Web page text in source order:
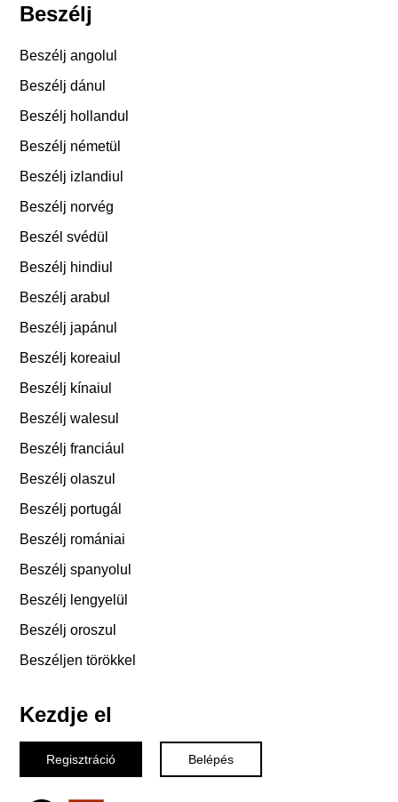
Beszélj
Beszélj angolul
Beszélj dánul
Beszélj hollandul
Beszélj németül
Beszélj izlandiul
Beszélj norvég
Beszél svédül
Beszélj hindiul
Beszélj arabul
Beszélj japánul
Beszélj koreaiul
Beszélj kínaiul
Beszélj walesul
Beszélj franciául
Beszélj olaszul
Beszélj portugál
Beszélj romániai
Beszélj spanyolul
Beszélj lengyelül
Beszélj oroszul
Beszéljen törökkel
Kezdje el
Regisztráció Belépés